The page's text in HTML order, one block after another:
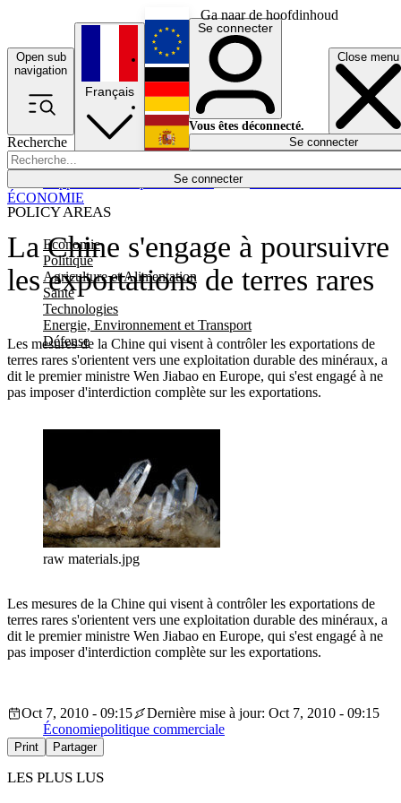
Ga naar de hoofdinhoud
Open sub
navigation
Close menu
Recherche
Se connecter
POLICY AREAS
Economie
Politique
Agriculture et Alimentation
Santé
Technologies
Energie, Environnement et Transport
Défense
Économie
Français
English
Deutsch
Español
Se connecter
Vous êtes déconnecté.
Se connecter
La Chine s'engage à poursuivre
les exportations de terres rares
Les mesures de la Chine qui visent à contrôler les exportations de
terres rares s'orientent vers une exploitation durable des minéraux, a
dit le premier ministre Wen Jiabao en Europe, qui s'est engagé à ne
pas imposer d'interdiction complète sur les exportations.
ÉCONOMIE
raw materials.jpg
Les mesures de la Chine qui visent à contrôler les exportations de
terres rares s'orientent vers une exploitation durable des minéraux, a
dit le premier ministre Wen Jiabao en Europe, qui s'est engagé à ne
pas imposer d'interdiction complète sur les exportations.
Oct 7, 2010 - 09:15
Dernière mise à jour: Oct 7, 2010 - 09:15
Économiepolitique commerciale
Print Partager
LES PLUS LUS